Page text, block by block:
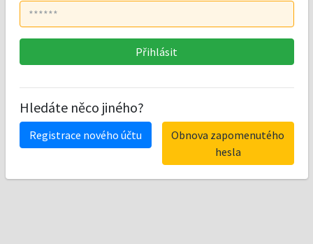
Hledáte něco jiného?
Registrace nového účtu
Obnova zapomenutého
hesla